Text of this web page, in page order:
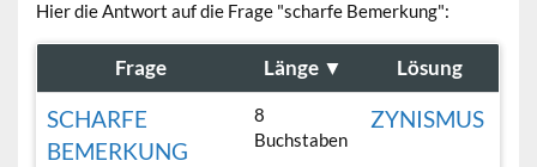
Hier die Antwort auf die Frage "scharfe Bemerkung":
Frage Länge ▼ Lösung
SCHARFE
BEMERKUNG
8
Buchstaben
ZYNISMUS